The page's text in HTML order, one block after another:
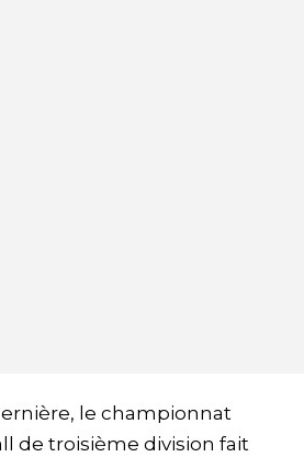
le championnat
de troisième division fait